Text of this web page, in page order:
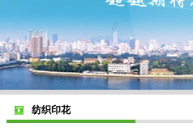
纺织印花